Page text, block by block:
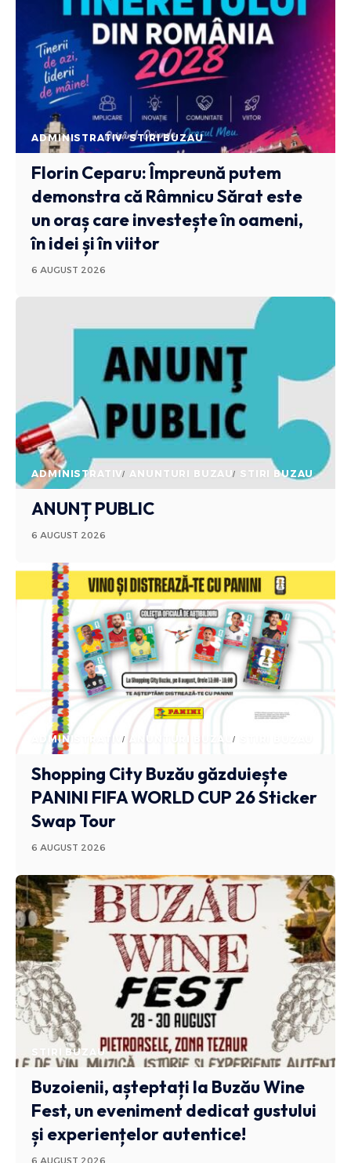
ADMINISTRATIV STIRI BUZAU
Florin Ceparu: Împreună putem
demonstra că Râmnicu Sărat este
un oraș care investește în oameni,
în idei și în viitor
6 AUGUST 2026
ADMINISTRATIV ANUNTURI BUZAU STIRI BUZAU
ANUNȚ PUBLIC
6 AUGUST 2026
ADMINISTRATIV ANUNTURI BUZAU
Shopping City Buzău găzduiește
PANINI FIFA WORLD CUP 26 Sticker
Swap Tour
6 AUGUST 2026
STIRI BUZAU
Buzoienii, așteptați la Buzău Wine
Fest, un eveniment dedicat gustului
și experiențelor autentice!
6 AUGUST 2026